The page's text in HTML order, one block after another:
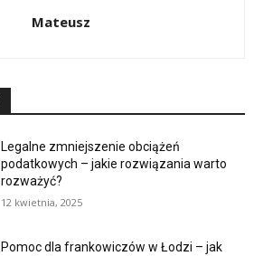
Mateusz
Legalne zmniejszenie obciążeń
podatkowych – jakie rozwiązania warto
rozważyć?
12 kwietnia, 2025
Pomoc dla frankowiczów w Łodzi – jak